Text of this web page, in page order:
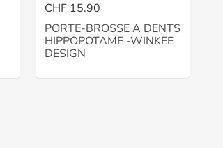
CHF 15.90
PORTE-BROSSE A DENTS
HIPPOPOTAME -WINKEE
DESIGN